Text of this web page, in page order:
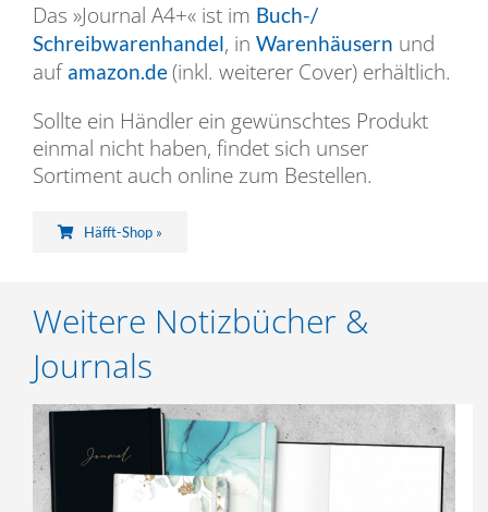
Das »Journal A4+« ist im Buch-/
Schreibwarenhandel, in Warenhäusern und
auf amazon.de(inkl. weiterer Cover) erhältlich.
Sollte ein Händler ein gewünschtes Produkt
einmal nicht haben, findet sich unser
Sortiment auch online zum Bestellen.
Häfft-Shop »
Weitere Notizbücher &
Journals